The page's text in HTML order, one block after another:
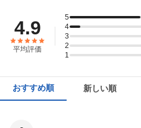
4.9
平均評価
5
4
3
2
1
おすすめ順 新しい順